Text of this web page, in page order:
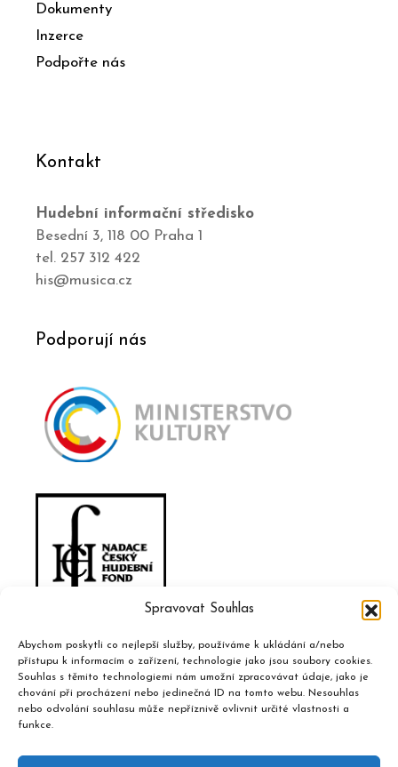
Spravovat Souhlas
Abychom poskytli co nejlepší služby, používáme k ukládání a/nebo
přístupu k informacím o zařízení, technologie jako jsou soubory cookies.
Souhlas s těmito technologiemi nám umožní zpracovávat údaje, jako je
chování při procházení nebo jedinečná ID na tomto webu. Nesouhlas
nebo odvolání souhlasu může nepříznivě ovlivnit určité vlastnosti a
funkce.
Dokumenty
Inzerce
Podpořte nás
Kontakt
Hudební informační středisko
Besední 3, 118 00 Praha 1
tel. 257 312 422
his@musica.cz
Podporují nás